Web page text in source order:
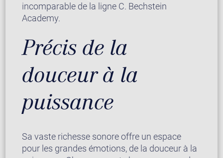
incomparable de la ligne C. Bechstein
Academy.
Précis de la
douceur à la
puissance
Sa vaste richesse sonore offre un espace
pour les grandes émotions, de la douceur à la